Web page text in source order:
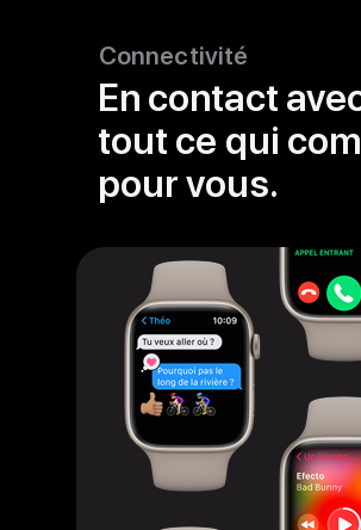
Connectivité
En contact
tout ce qui
pour vous.